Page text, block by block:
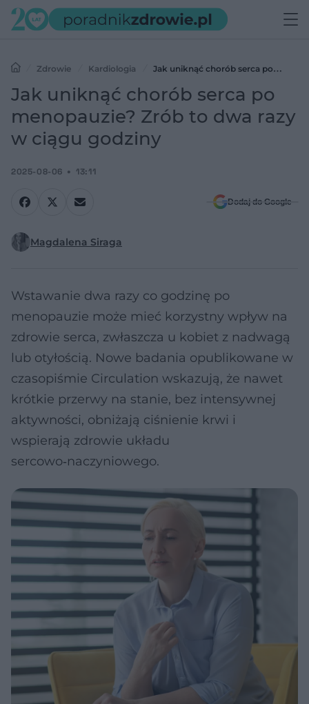
Zdrowie Kardiologia
Jak uniknąć chorób serca po
menopauzie? Zrób to dwa razy w ciągu godziny
Jak uniknąć chorób serca po
menopauzie? Zrób to dwa razy
w ciągu godziny
2025-08-06 13:11
Dodaj do Google
Magdalena Siraga
Wstawanie dwa razy co godzinę po
menopauzie może mieć korzystny wpływ na
zdrowie serca, zwłaszcza u kobiet z nadwagą
lub otyłością. Nowe badania opublikowane w
czasopiśmie Circulation wskazują, że nawet
krótkie przerwy na stanie, bez intensywnej
aktywności, obniżają ciśnienie krwi i
wspierają zdrowie układu
sercowo‑naczyniowego.